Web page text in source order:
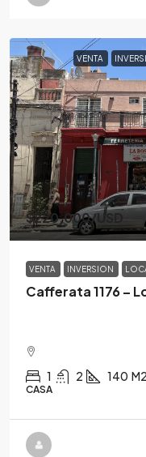
VENTA
$220,000/USD
VENTA INVERSION
Cafferata 1176 –
1 2 140 M2
CASA